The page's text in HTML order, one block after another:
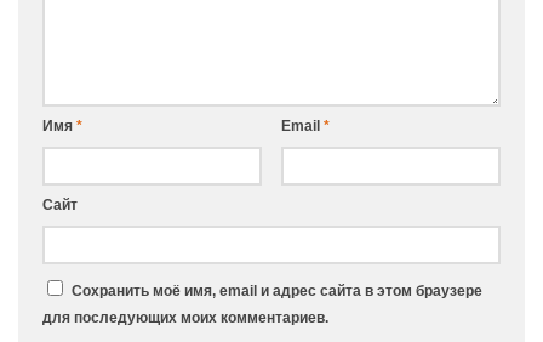
Имя * Email *
Сайт
Сохранить моё имя, email и адрес сайта в этом браузере
для последующих моих комментариев.